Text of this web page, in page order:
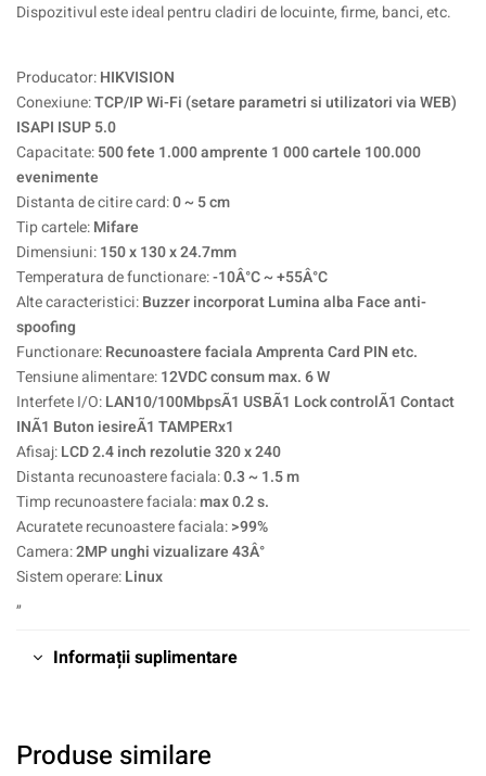
Dispozitivul este ideal pentru cladiri de locuinte, firme, banci, etc.
Producator:HIKVISION
Conexiune:TCP/IP Wi-Fi (setare parametri si utilizatori via WEB)
ISAPI ISUP 5.0
Capacitate:500 fete 1.000 amprente 1 000 cartele 100.000
evenimente
Distanta de citire card:0 ~ 5 cm
Tip cartele:Mifare
Dimensiuni:150 x 130 x 24.7mm
Temperatura de functionare:-10Â°C ~ +55Â°C
Alte caracteristici:Buzzer incorporat Lumina alba Face anti-
spoofing
Functionare:Recunoastere faciala Amprenta Card PIN etc.
Tensiune alimentare:12VDC consum max. 6 W
Interfete I/O:LAN10/100MbpsÃ1 USBÃ1 Lock controlÃ1 Contact
INÃ1 Buton iesireÃ1 TAMPERx1
Afisaj:LCD 2.4 inch rezolutie 320 x 240
Distanta recunoastere faciala:0.3 ~ 1.5 m
Timp recunoastere faciala:max 0.2 s.
Acuratete recunoastere faciala:>99%
Camera:2MP unghi vizualizare 43Â°
Sistem operare:Linux
„
Informații suplimentare
Produse similare